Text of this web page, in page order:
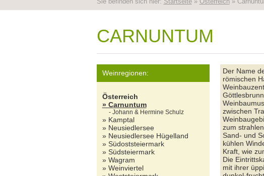
CARNUNTUM
Weinregionen:
Österreich
» Carnuntum
- Johann & Hermine Schulz
» Kamptal
» Neusiedlersee
» Neusiedlersee Hügelland
» Südoststeiermark
» Südsteiermark
» Wagram
» Weinviertel
Der Name
römischen
zwischen
zum
Sand- und
kühlen
Kraft, wie
Die
mit ihrer